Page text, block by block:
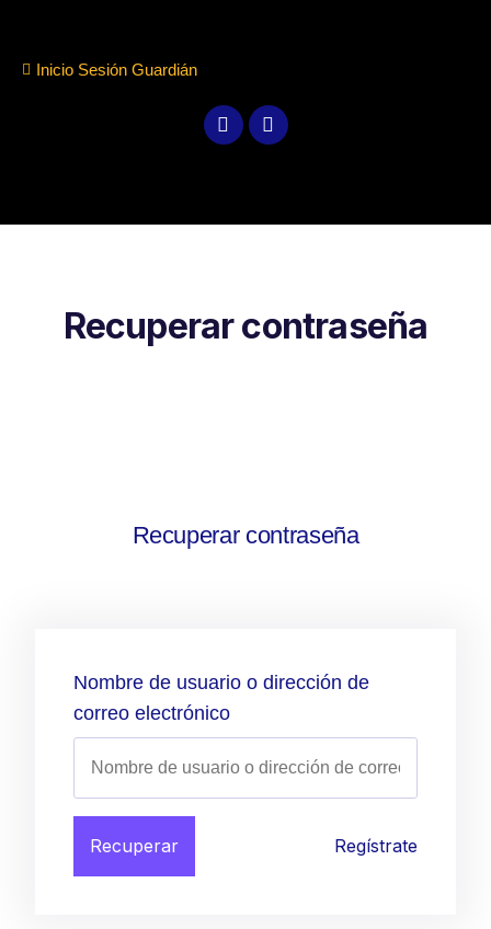
Inicio Sesión Guardián
Recuperar contraseña
Recuperar contraseña
Nombre de usuario o dirección de
correo electrónico
Recuperar Regístrate